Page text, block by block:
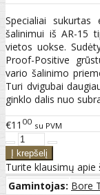
Specialiai
šalinimui iš AR-15
vietos uokse.
Proof-Positive
vario šalinimo
Turi dvigubai
ginklo dalis nuo
€11 00 su PVM
Turite klausimų apie
Gamintojas: Bore